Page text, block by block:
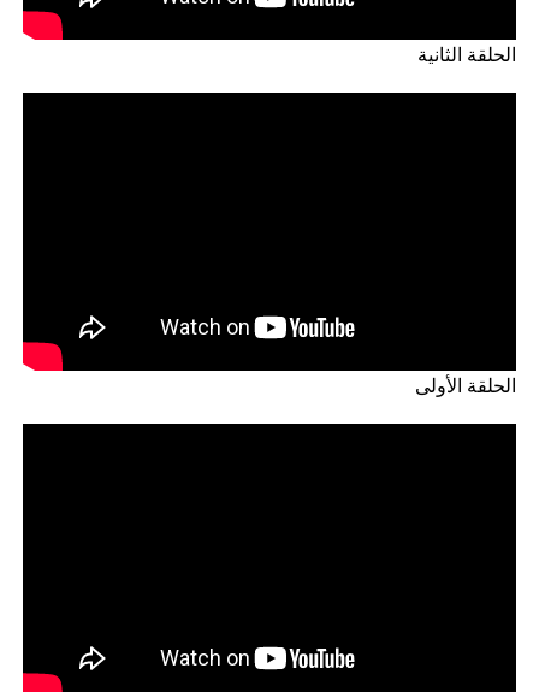
الحلقة الثانية
الحلقة الأولى